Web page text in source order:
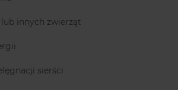
innych zwierząt
sierści